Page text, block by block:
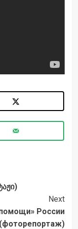
Next
России